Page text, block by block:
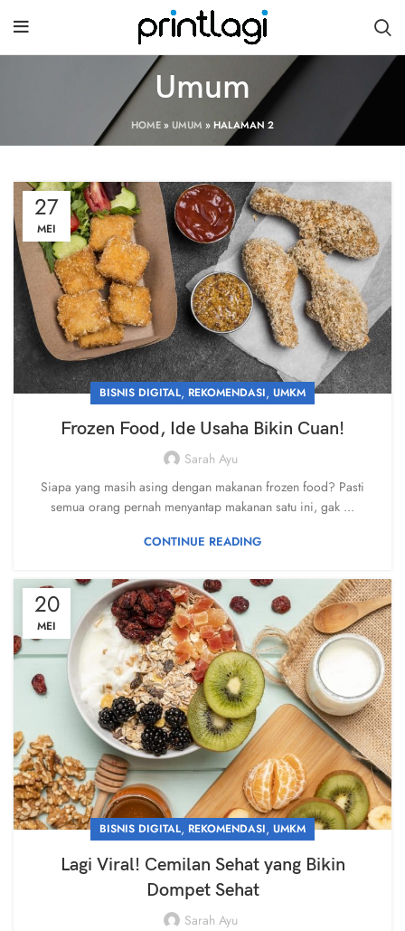
Umum
HOME» UMUM »HALAMAN 2
27
MEI
BISNIS DIGITAL, REKOMENDASI, UMKM
Frozen Food, Ide Usaha Bikin Cuan!
Sarah Ayu
Siapa yang masih asing dengan makanan frozen food? Pasti
semua orang pernah menyantap makanan satu ini, gak ...
CONTINUE READING
20
MEI
BISNIS DIGITAL, REKOMENDASI, UMKM
Lagi Viral! Cemilan Sehat yang Bikin
Dompet Sehat
Sarah Ayu